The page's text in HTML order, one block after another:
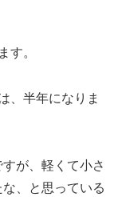
す。
、半年になりま
が、軽くて小さ
、と思っている